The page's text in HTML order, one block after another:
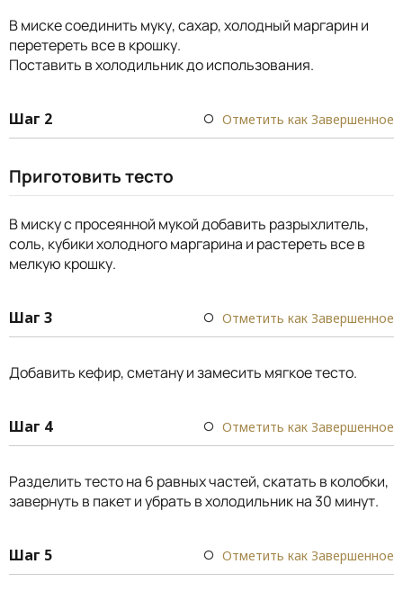
В миске соединить муку, сахар, холодный маргарин и
перетереть все в крошку.
Поставить в холодильник до использования.
Шаг 2 Отметить как Завершенное
Приготовить тесто
В миску с просеянной мукой добавить разрыхлитель,
соль, кубики холодного маргарина и растереть все в
мелкую крошку.
Шаг 3 Отметить как Завершенное
Добавить кефир, сметану и замесить мягкое тесто.
Шаг 4 Отметить как Завершенное
Разделить тесто на 6 равных частей, скатать в колобки,
завернуть в пакет и убрать в холодильник на 30 минут.
Шаг 5 Отметить как Завершенное